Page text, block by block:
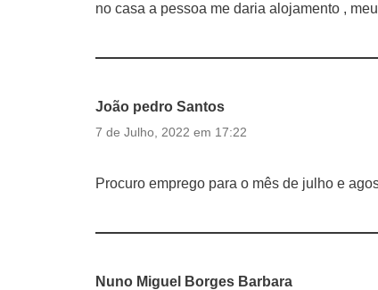
no casa a pessoa me daria alojamento ,
João pedro Santos
7 de Julho, 2022 em 17:22
Procuro emprego para o mês de julho e
Nuno Miguel Borges Barbara